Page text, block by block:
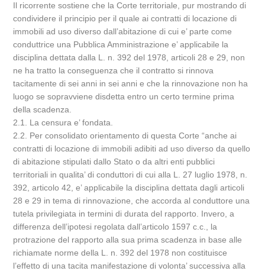
Il ricorrente sostiene che la Corte territoriale, pur mostrando di
condividere il principio per il quale ai contratti di locazione di
immobili ad uso diverso dall’abitazione di cui e’ parte come
conduttrice una Pubblica Amministrazione e’ applicabile la
disciplina dettata dalla L. n. 392 del 1978, articoli 28 e 29, non
ne ha tratto la conseguenza che il contratto si rinnova
tacitamente di sei anni in sei anni e che la rinnovazione non ha
luogo se sopravviene disdetta entro un certo termine prima
della scadenza.
2.1. La censura e’ fondata.
2.2. Per consolidato orientamento di questa Corte “anche ai
contratti di locazione di immobili adibiti ad uso diverso da quello
di abitazione stipulati dallo Stato o da altri enti pubblici
territoriali in qualita’ di conduttori di cui alla L. 27 luglio 1978, n.
392, articolo 42, e’ applicabile la disciplina dettata dagli articoli
28 e 29 in tema di rinnovazione, che accorda al conduttore una
tutela privilegiata in termini di durata del rapporto. Invero, a
differenza dell’ipotesi regolata dall’articolo 1597 c.c., la
protrazione del rapporto alla sua prima scadenza in base alle
richiamate norme della L. n. 392 del 1978 non costituisce
l’effetto di una tacita manifestazione di volonta’ successiva alla